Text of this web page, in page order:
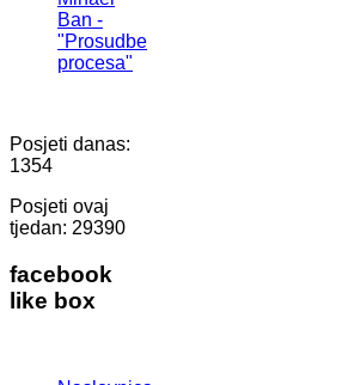
Ban -
"Prosudbe
procesa"
Posjeti danas:
1354
Posjeti ovaj
tjedan: 29390
facebook
like box